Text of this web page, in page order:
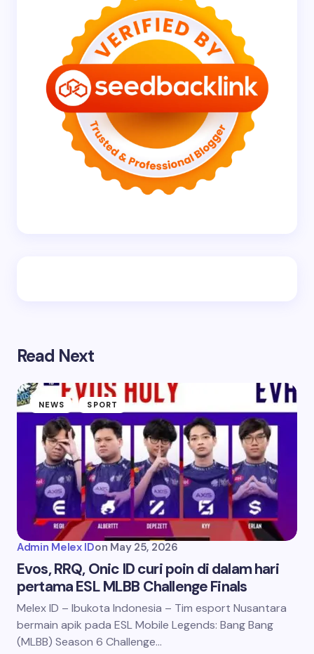
Read Next
NEWS SPORT
Admin Melex IDon May 25, 2026
Evos, RRQ, Onic ID curi poin di dalam hari
pertama ESL MLBB Challenge Finals
Melex ID – Ibukota Indonesia – Tim esport Nusantara
bermain apik pada ESL Mobile Legends: Bang Bang
(MLBB) Season 6 Challenge…